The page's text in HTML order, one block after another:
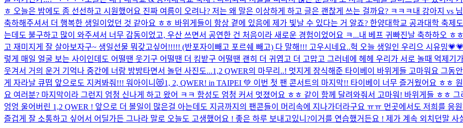
ㅎ 오늘은 밤에도 좀 선선하고 시원했어요 진짜 여름이 오려나? 저는 왜 말은 이상하게 하고 글은 괜찮게 쓰는 걸까요? ㅋㅋㅋ 내 강아지 vs
축하해주셔서 더 행복한 생일이었던 것 같아요 ㅎㅎ 바위게들이 항상 곁에 있음에 제가 빛날 수 있다는 거 알죠? 한양대학교 공과대학 축제
는데도 불구하고 많이 와주셔서 너무 감동이었고, 우산 쓰면서 공연한 건 처음이라 새로운 경험이었어요 ㅋ...내 베프 귀빠진날 축하하오 ㅎ
고 재미지게 잘 살아보자구~ 생일선물 뭐갖고싶어!!!!! (반포자이빼고 포르쉐 빼고) 다 말해!!! 고우시네요..헉 오늘 생일인 우리으 시유밍
렇게 매일 얼굴 보는 사이인데도 어떨땐 웃기구 어떨땐 더 킹받구 어떨땐 괜히 더 귀엽고 더 고맙고 그러네에 헤헤 우리가 서로 놀때 억제
웃겨서 거의 운거 기억나 중간에 너랑 방방타면서 놀던 사진도...1,2 QWER의 마무리..! 멋지게 장식해준 타이베이 바위게들 고마워요 그동
게 자라날 큐떱 앞으로도 지켜봐줘!!! 워아이니😻1, 2, QWER! in TAIPEI 💚 이번 첫 팬 콘서트의 마지막!! 타이베이 너무 즐거웠어요 ㅎㅎ
요 여러분? 마지막이라 그런지 엄청 신나게 하고 왔어 ㅋㅋ 함성도 엄청 커서 멋졌어요 ㅎㅎ 같이 함께 달려와줘서 고마워! 바위게들 ㅎㅎ
엉엉 울어버린 1,2 QWER ! 앞으로 더 볼일이 많은걸 아는데도 지금까지의 팬콘들이 머리속에 지나가더라구요 ㅠㅠ 먼곳에서도 저희를 응
즐겁게 잘 소통하고 싶어서 어딜가든 그나라 말로 오늘도 고생했어요 ! 좋은 하루 보내고있니?이거를 연습했거든요 ! 제가 계속 외치던말 사